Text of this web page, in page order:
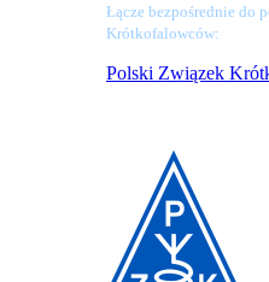
Łącze bezpośrednie do
Krótkofalowców:
Polski Związek